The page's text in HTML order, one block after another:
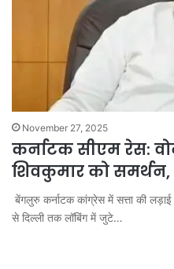
November 27, 2025
कर्नाटक सीएम रेस:
शिवकुमार को
बेंगलुरु कर्नाटक कांग्रेस में सत्ता की
से दिल्ली तक लॉबिंग में जुटे…